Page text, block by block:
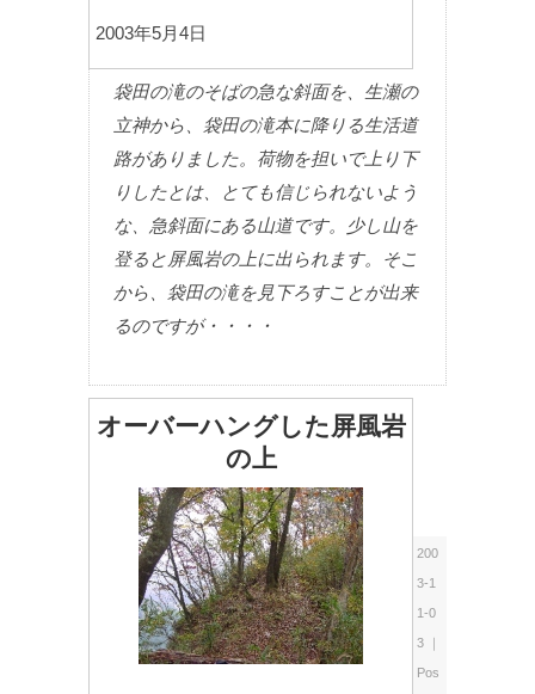
2003年5月4日
袋田の滝のそばの急な斜面を、生瀬の
立神から、袋田の滝本に降りる生活道
路がありました。荷物を担いで上り下
りしたとは、とても信じられないよう
な、急斜面にある山道です。少し山を
登ると屏風岩の上に出られます。そこ
から、袋田の滝を見下ろすことが出来
るのですが・・・・
オーバーハングした屏風岩
の上
200
3-1
1-0
3 ｜
Pos